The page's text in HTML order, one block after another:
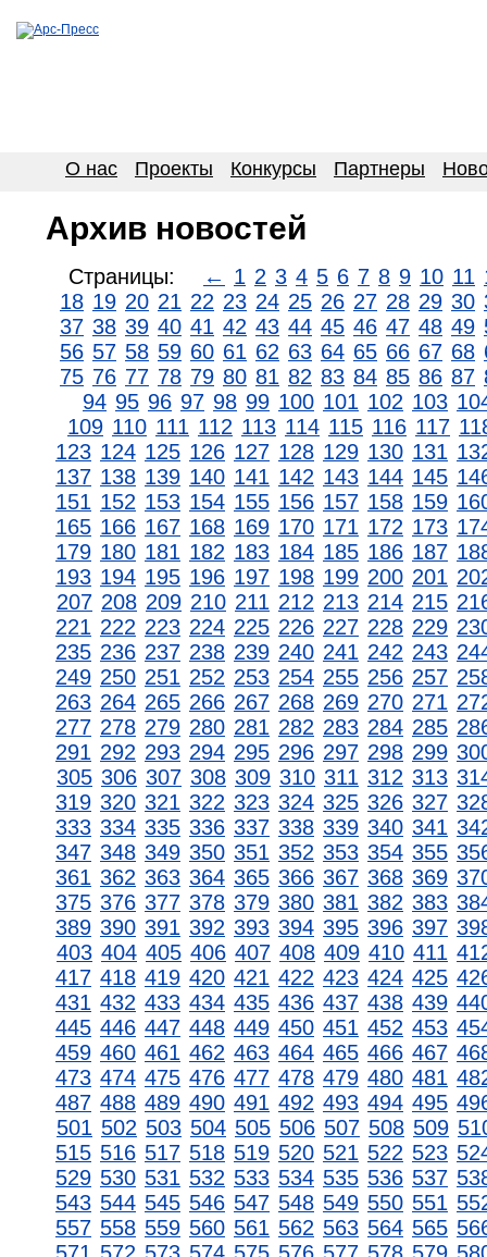
О нас Проекты Конкурсы Партнеры
Архив новостей
Страницы: ← 1 2 3 4 5 6 7 8 9 10 11
18 19 20 21 22 23 24 25 26 27 28 29 30
37 38 39 40 41 42 43 44 45 46 47 48 49
56 57 58 59 60 61 62 63 64 65 66 67 68
75 76 77 78 79 80 81 82 83 84 85 86 87
94 95 96 97 98 99 100 101 102 103
109 110 111 112 113 114 115 116 117
123 124 125 126 127 128 129 130 131
137 138 139 140 141 142 143 144 145
151 152 153 154 155 156 157 158 159
165 166 167 168 169 170 171 172 173
179 180 181 182 183 184 185 186 187
193 194 195 196 197 198 199 200 201
207 208 209 210 211 212 213 214 215
221 222 223 224 225 226 227 228 229
235 236 237 238 239 240 241 242 243
249 250 251 252 253 254 255 256 257
263 264 265 266 267 268 269 270 271
277 278 279 280 281 282 283 284 285
291 292 293 294 295 296 297 298 299
305 306 307 308 309 310 311 312 313
319 320 321 322 323 324 325 326 327
333 334 335 336 337 338 339 340 341
347 348 349 350 351 352 353 354 355
361 362 363 364 365 366 367 368 369
375 376 377 378 379 380 381 382 383
389 390 391 392 393 394 395 396 397
403 404 405 406 407 408 409 410 411
417 418 419 420 421 422 423 424 425
431 432 433 434 435 436 437 438 439
445 446 447 448 449 450 451 452 453
459 460 461 462 463 464 465 466 467
473 474 475 476 477 478 479 480 481
487 488 489 490 491 492 493 494 495
501 502 503 504 505 506 507 508 509
515 516 517 518 519 520 521 522 523
529 530 531 532 533 534 535 536 537
543 544 545 546 547 548 549 550 551
557 558 559 560 561 562 563 564 565